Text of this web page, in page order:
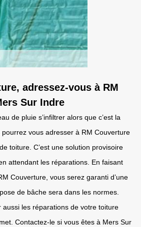
adressez-vous à RM
Sur Indre
de pluie s’infiltrer alors que c’est la
vous adresser à RM Couverture
toiture. C’est une solution provisoire
attendant les réparations. En faisant
Couverture, vous serez garanti d’une
de bâche sera dans les normes.
aussi les réparations de votre toiture
Contactez-le si vous êtes à Mers Sur